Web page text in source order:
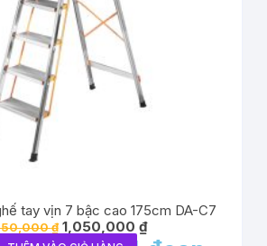
tay vịn 7 bậc cao 175cm DA-C7
₫ 1,050,000 ₫